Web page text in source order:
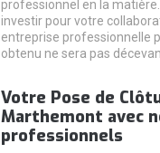
professionnel en la matière.
investir pour votre
entreprise professionnelle
obtenu ne sera pas
Votre Pose de
Marthemont avec
professionnels